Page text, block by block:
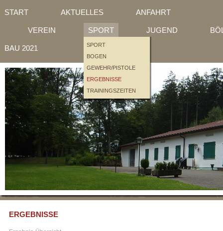
START AKTUELLES ANFAHRT
VEREIN
MITGLIEDSCHAFT
SPORT
SPORT
BOGEN
GEWEHR/PISTOLE
ERGEBNISSE
TRAININGSZEITEN
JUGEND
BAU 2021
BAU KK-HALLE
ERGEBNISSE